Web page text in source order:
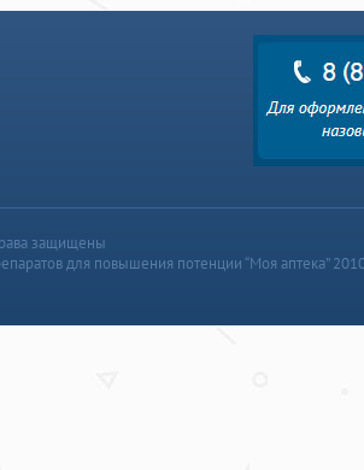
защищены
для повышения потенции “Моя аптека”